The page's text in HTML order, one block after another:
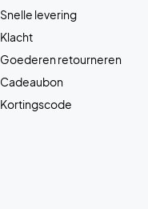
Snelle levering
Klacht
Goederen retourneren
Cadeaubon
Kortingscode